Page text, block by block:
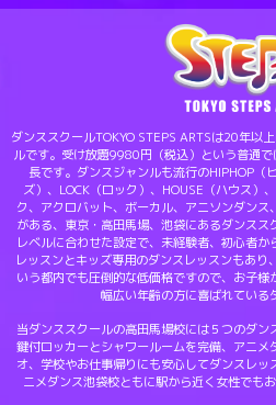
ダンススクールTOKYO STEPS ARTSは20年以
ルです。受け放題9980円（税込）という普通
長です。ダンスジャンルも流行のHIPHOP（
ズ）、LOCK（ロック）、HOUSE（ハウス）
ク、アクロバット、ボーカル、アニソンダン
がある、東京・高田馬場、池袋にあるダンス
レベルに合わせた設定で、未経験者、初心者
レッスンとキッズ専用のダンスレッスンもあ
いう都内でも圧倒的な低価格ですので、お子
幅広い年齢の方に喜ばれている
当ダンススクールの高田馬場校には５つのダ
鍵付ロッカーとシャワールームを完備、アニ
オ、学校やお仕事帰りにも安心してダンスレ
ニメダンス池袋校ともに駅から近く女性でも